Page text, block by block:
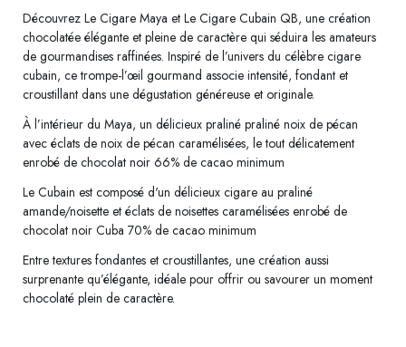
Découvrez Le Cigare Maya et Le Cigare Cubain QB, une création
chocolatée élégante et pleine de caractère qui séduira les amateurs
de gourmandises raffinées. Inspiré de l’univers du célèbre cigare
cubain, ce trompe-l’œil gourmand associe intensité, fondant et
croustillant dans une dégustation généreuse et originale.
À l’intérieur du Maya, un délicieux praliné praliné noix de pécan
avec éclats de noix de pécan caramélisées, le tout délicatement
enrobé de chocolat noir 66% de cacao minimum
Le Cubain est composé d'un délicieux cigare au praliné
amande/noisette et éclats de noisettes caramélisées enrobé de
chocolat noir Cuba 70% de cacao minimum
Entre textures fondantes et croustillantes, une création aussi
surprenante qu’élégante, idéale pour offrir ou savourer un moment
chocolaté plein de caractère.